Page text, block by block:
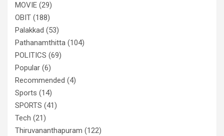
MOVIE (29)
OBIT (188)
Palakkad (53)
Pathanamthitta (104)
POLITICS (69)
Popular (6)
Recommended (4)
Sports (14)
SPORTS (41)
Tech (21)
Thiruvananthapuram (122)